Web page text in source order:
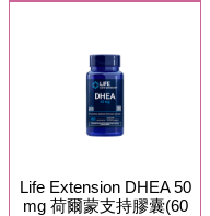
Life Extension DHEA 50
mg 荷爾蒙支持膠囊(60